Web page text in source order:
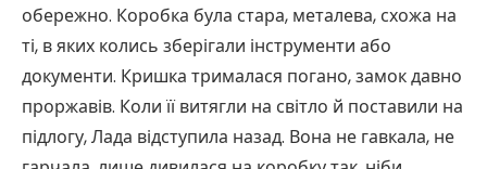
обережно. Коробка була стара, металева, схожа на
ті, в яких колись зберігали інструменти або
документи. Кришка трималася погано, замок давно
проржавів. Коли її витягли на світло й поставили на
підлогу, Лада відступила назад. Вона не гавкала, не